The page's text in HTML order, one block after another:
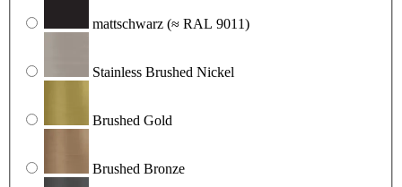
mattschwarz (≈ RAL 9011)
Stainless Brushed Nickel
Brushed Gold
Brushed Bronze